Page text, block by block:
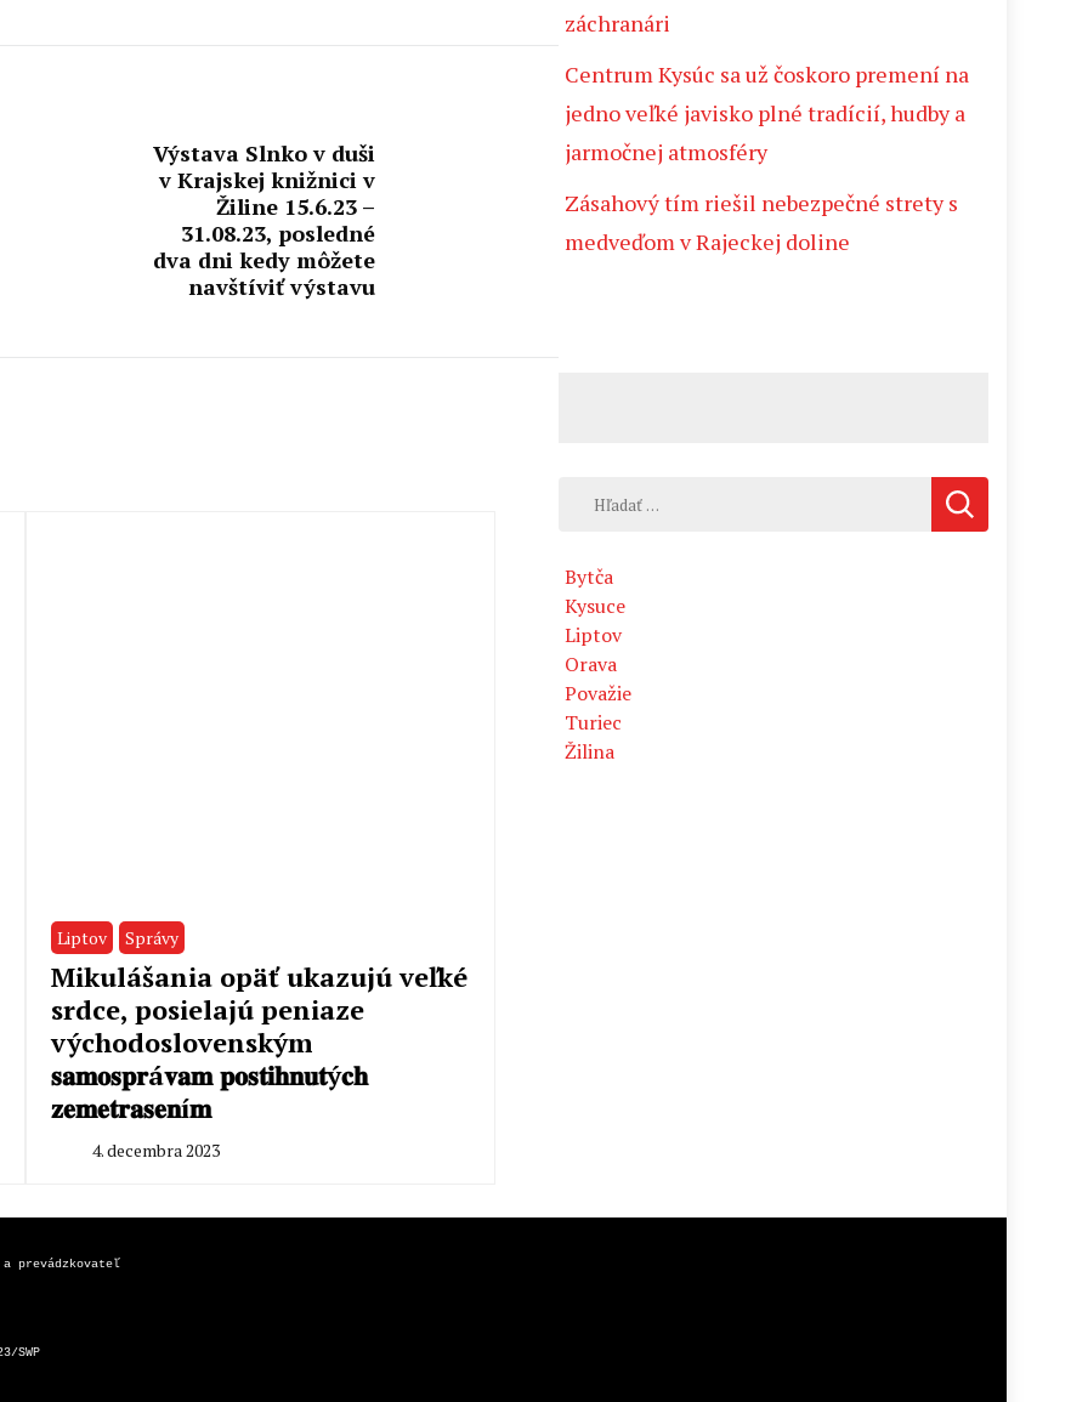
Výstava Slnko v duši
v Krajskej knižnici v
Žiline 15.6.23 –
31.08.23, posledné
dva dni kedy môžete
navštíviť výstavu
Liptov Správy
Mikulášania opäť ukazujú veľké
srdce, posielajú peniaze
východoslovenským
𝐬𝐚𝐦𝐨𝐬𝐩𝐫á𝐯𝐚𝐦 𝐩𝐨𝐬𝐭𝐢𝐡𝐧𝐮𝐭ý𝐜𝐡
𝐳𝐞𝐦𝐞𝐭𝐫𝐚𝐬𝐞𝐧í𝐦
4. decembra 2023
záchranári
Centrum Kysúc sa už čoskoro premení na
jedno veľké javisko plné tradícií, hudby a
jarmočnej atmosféry
Zásahový tím riešil nebezpečné strety s
medveďom v Rajeckej doline
Hľadať:
Bytča
Kysuce
Liptov
Orava
Považie
Turiec
Žilina
prevádzkovateľ
SWP